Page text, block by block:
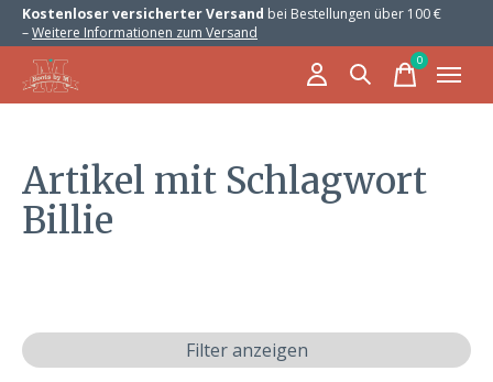
Kostenloser versicherter Versand bei Bestellungen über 100 €
–Weitere Informationen zum Versand
0items
Artikel mit Schlagwort
Billie
Filter anzeigen